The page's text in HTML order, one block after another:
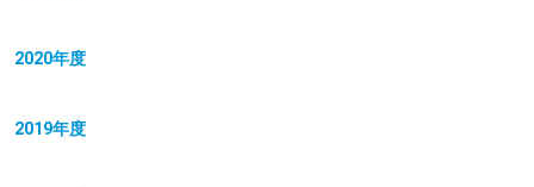
2020年度
2019年度